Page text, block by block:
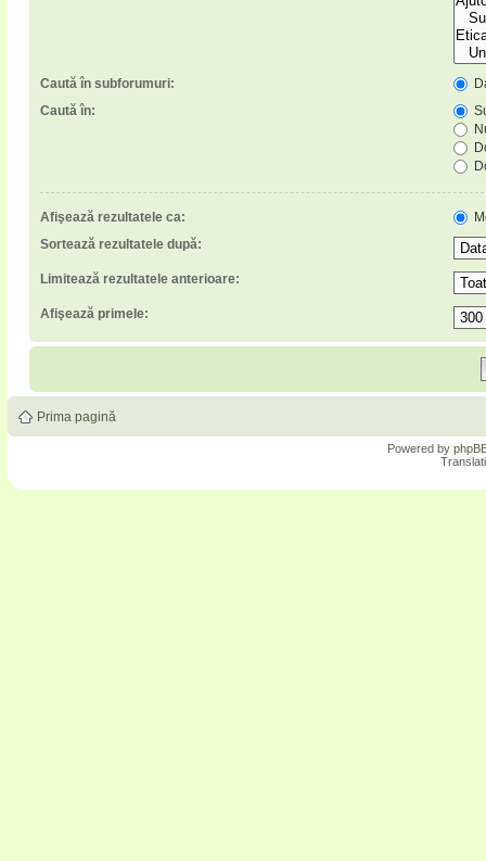
Caută în subforumuri:
Caută în:
Afişează rezultatele ca:
Sortează rezultatele după:
Limitează rezultatele anterioare:
Afişează primele:
Prima pagină
Powered by